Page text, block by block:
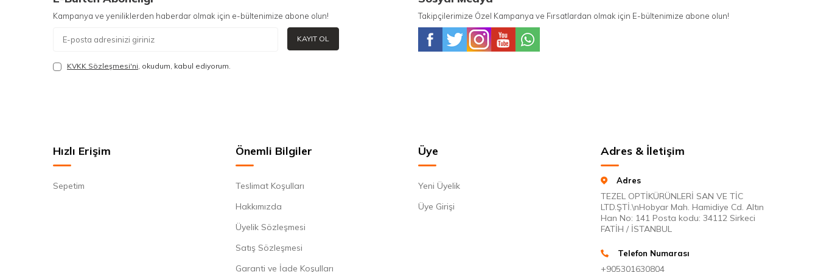
Kampanya ve yeniliklerden haberdar olmak için e-bültenimize abone olun!
KAYIT OL
KVKK Sözleşmesi'ni, okudum, kabul ediyorum.
Takipçilerimize Özel Kampanya ve Fırsatlardan olmak için E-bültenimize abone olun!
Hızlı Erişim
Sepetim
Önemli Bilgiler
Teslimat Koşulları
Hakkımızda
Üyelik Sözleşmesi
Satış Sözleşmesi
Garanti ve İade Koşulları
Üye
Yeni Üyelik
Üye Girişi
Adres & İletişim
Adres
TEZEL OPTİKÜRÜNLERİ SAN VE TİC
LTD.ŞTİ.\nHobyar Mah. Hamidiye Cd. Altın
Han No: 141 Posta kodu: 34112 Sirkeci
FATİH / İSTANBUL
Telefon Numarası
+905301630804